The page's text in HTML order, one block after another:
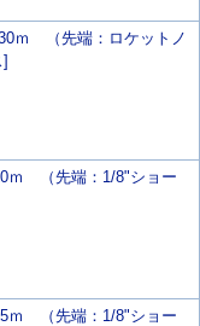
ｍ （先端：ロケットノ
]
ｍ （先端：1/8"ショー
ｍ （先端：1/8"ショー